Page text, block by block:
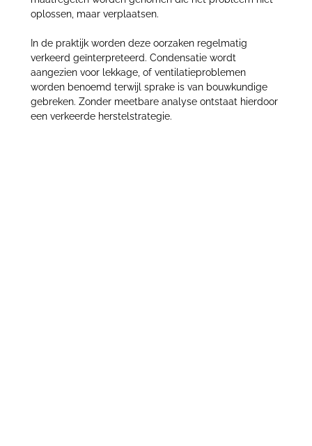
oplossen, maar verplaatsen.
In de praktijk worden deze oorzaken regelmatig
verkeerd geïnterpreteerd. Condensatie wordt
aangezien voor lekkage, of ventilatieproblemen
worden benoemd terwijl sprake is van bouwkundige
gebreken. Zonder meetbare analyse ontstaat hierdoor
een verkeerde herstelstrategie.